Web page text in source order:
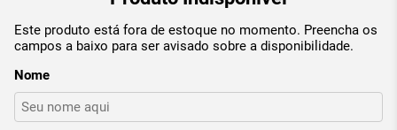
Este produto está fora de estoque no momento. Preencha os
campos a baixo para ser avisado sobre a disponibilidade.
Nome